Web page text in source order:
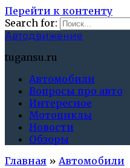
Перейти к контенту
Search for:
Автодвижение
tugansu.ru
Автомобили
Вопросы про авто
Интересное
Мотоциклы
Новости
Обзоры
Главная » Автомобили